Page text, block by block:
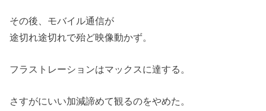
その後、モバイル通信が
途切れ途切れで殆ど映像動かず。
フラストレーションはマックスに達する。
さすがにいい加減諦めて観るのをやめた。